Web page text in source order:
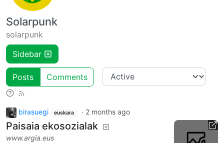
Solarpunk
solarpunk
Sidebar
Posts Comments
birasuegi euskara · 2 months ago
Paisaia ekosozialak
www.argia.eus